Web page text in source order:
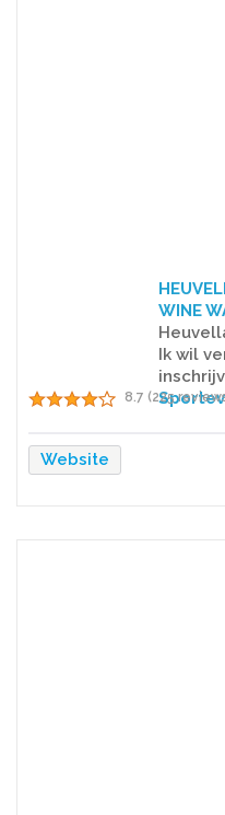
WINE
Ik wil
8.7 (225
Website